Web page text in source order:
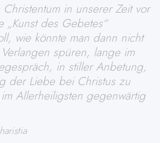
in unserer Zeit vor
des Gebetes“
wie könnte man dann nicht
spüren, lange im
in stiller Anbetung,
der Liebe bei Christus zu
Allerheiligsten gegenwärtig